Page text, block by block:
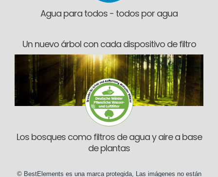
Agua para todos - todos por agua
Un nuevo árbol con cada dispositivo de filtro
Los bosques como filtros de agua y aire a base
de plantas
© BestElements es una marca protegida, Las imágenes no están